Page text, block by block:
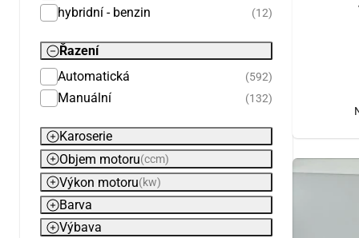
hybridní - benzin (12)
Řazení
Automatická
(592)
Manuální (132)
Karoserie
Objem motoru(ccm)
Výkon motoru(kw)
Barva
Výbava